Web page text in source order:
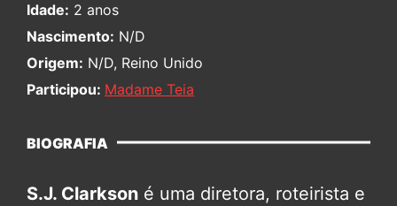
Idade: 2 anos
Nascimento: N/D
Origem: N/D, Reino Unido
Participou: Madame Teia
BIOGRAFIA
S.J. Clarkson é uma diretora, roteirista e